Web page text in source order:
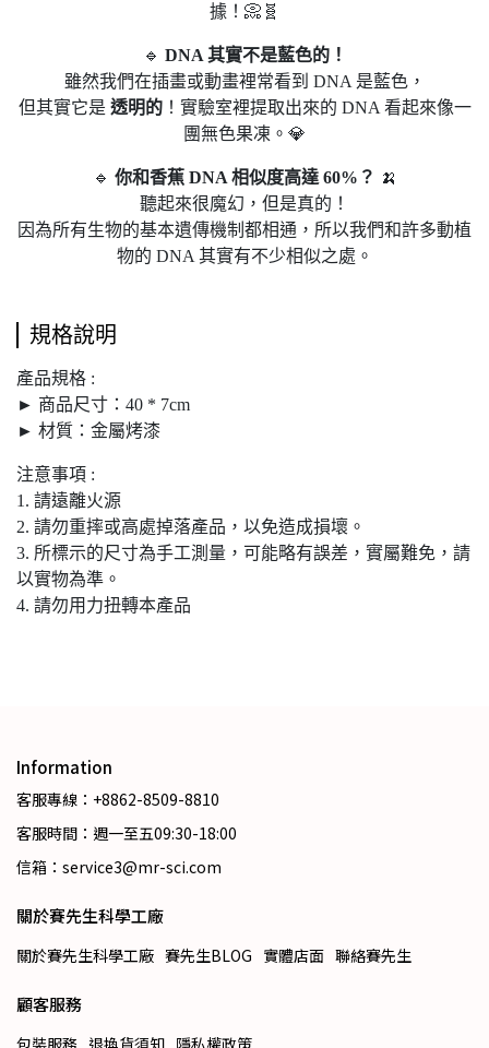
據！📀🧬
🔹 DNA 其實不是藍色的！
雖然我們在插畫或動畫裡常看到 DNA 是藍色，
但其實它是 透明的！實驗室裡提取出來的 DNA 看起來像一
團無色果凍。💎
🔹 你和香蕉 DNA 相似度高達 60%？ 🍌
聽起來很魔幻，但是真的！
因為所有生物的基本遺傳機制都相通，所以我們和許多動植
物的 DNA 其實有不少相似之處。
規格說明
產品規格 :
► 商品尺寸：40 * 7cm
► 材質：金屬烤漆
注意事項 :
1. 請遠離火源
2. 請勿重摔或高處掉落產品，以免造成損壞。
3. 所標示的尺寸為手工測量，可能略有誤差，實屬難免，請
以實物為準。
4. 請勿用力扭轉本產品
Information
客服專線：+8862-8509-8810
客服時間：週一至五09:30-18:00
信箱：service3@mr-sci.com
關於賽先生科學工廠
關於賽先生科學工廠 賽先生BLOG 實體店面 聯絡賽先生
顧客服務
包裝服務 退換貨須知 隱私權政策